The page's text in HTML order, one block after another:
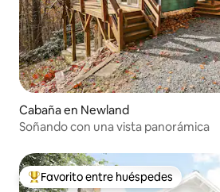
Cabaña en Newland
Soñando con una vista panorámica
Favorito entre huéspedes preferido
Favorito entre huéspedes